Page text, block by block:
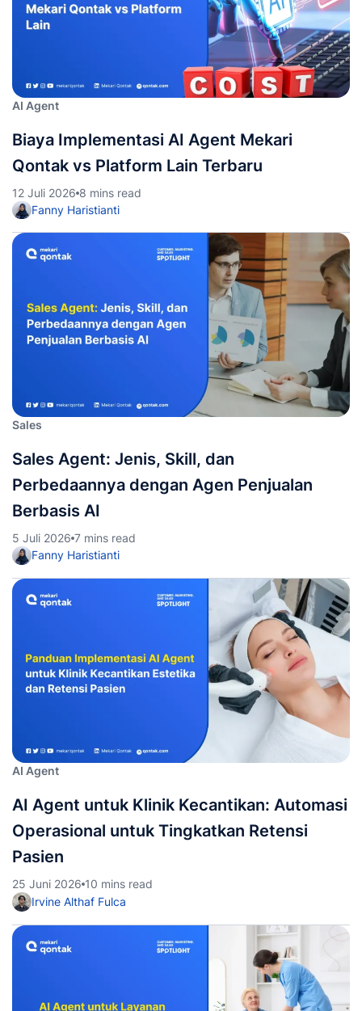
AI Agent
Biaya Implementasi AI Agent Mekari
Qontak vs Platform Lain Terbaru
12 Juli 2026 8 mins read
Fanny Haristianti
Sales
Sales Agent: Jenis, Skill, dan
Perbedaannya dengan Agen Penjualan
Berbasis AI
5 Juli 2026 7 mins read
Fanny Haristianti
AI Agent
AI Agent untuk Klinik Kecantikan: Automasi
Operasional untuk Tingkatkan Retensi
Pasien
25 Juni 2026 10 mins read
Irvine Althaf Fulca